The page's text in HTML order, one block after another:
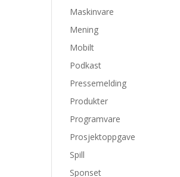
Maskinvare
Mening
Mobilt
Podkast
Pressemelding
Produkter
Programvare
Prosjektoppgave
Spill
Sponset